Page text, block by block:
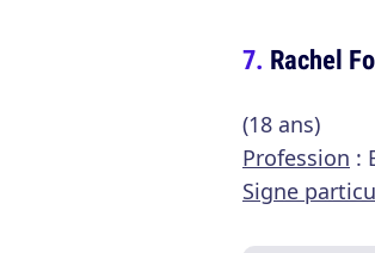
Rachel
(18 ans)
Profession :
Signe